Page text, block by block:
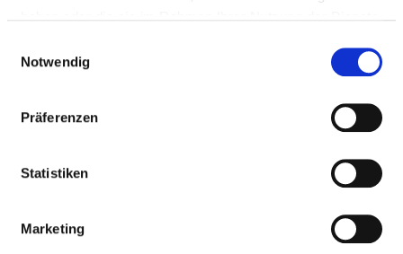
Notwendig
Präferenzen
Statistiken
Marketing
Viechtach im Herzen des Bayerischen Waldes sind seit
dem 01.01.2001 ein selbständiges
mehr
BASIS-INFOS
Anzahl Betten: 166